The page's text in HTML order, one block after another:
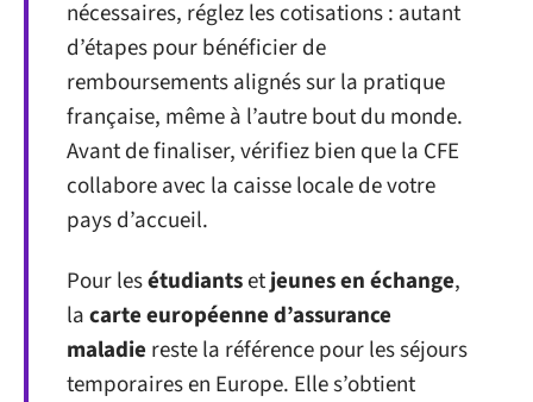
nécessaires, réglez les cotisations : autant
d’étapes pour bénéficier de
remboursements alignés sur la pratique
française, même à l’autre bout du monde.
Avant de finaliser, vérifiez bien que la CFE
collabore avec la caisse locale de votre
pays d’accueil.
Pour lesétudiantsetjeunes en échange,
lacarte européenne d’assurance
maladie reste la référence pour les séjours
temporaires en Europe. Elle s’obtient